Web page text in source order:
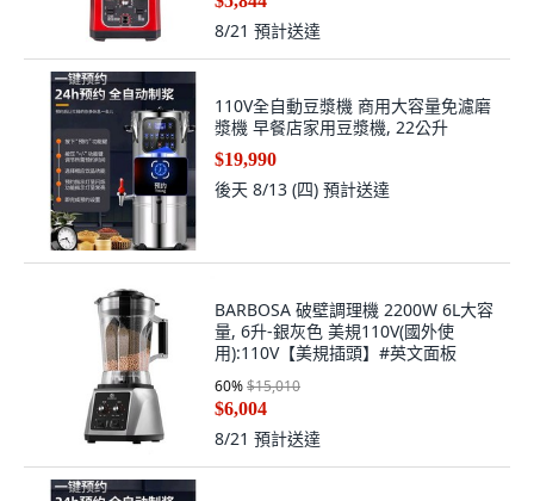
8/21 預計送達
110V全自動豆漿機 商用大容量免濾磨
漿機 早餐店家用豆漿機, 22公升
$19,990
後天 8/13 (四) 預計送達
BARBOSA 破壁調理機 2200W 6L大容
量, 6升-銀灰色 美規110V(國外使
用):110V【美規插頭】#英文面板
60%$15,010
$6,004
8/21 預計送達